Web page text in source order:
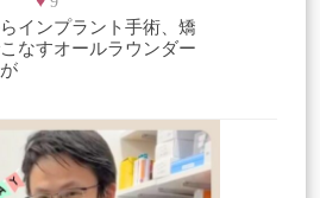
インプラント手術、矯
なすオールラウンダー